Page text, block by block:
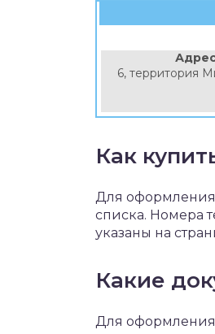
6, территория
Как
Для
списка. Номера
указаны на
Какие
Для